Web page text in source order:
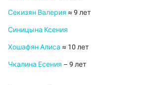
Секизян Валерия ≈ 9 лет
Синицына Ксения
Хошафян Алиса ≈ 10 лет
Чкалина Есения – 9 лет